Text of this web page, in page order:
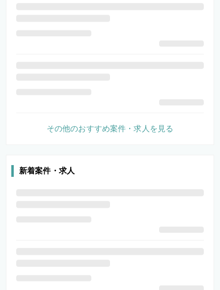
その他のおすすめ案件・求人を見る
新着案件・求人